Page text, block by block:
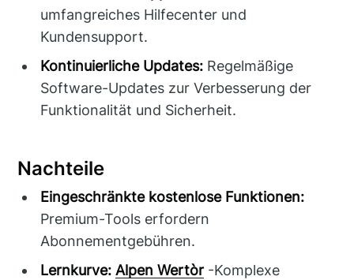
umfangreiches Hilfecenter und
Kundensupport.
Kontinuierliche Updates: Regelmäßige
Software-Updates zur Verbesserung der
Funktionalität und Sicherheit.
Nachteile
Eingeschränkte kostenlose Funktionen:
Premium-Tools erfordern
Abonnementgebühren.
Lernkurve: Alpen Wertòr -Komplexe